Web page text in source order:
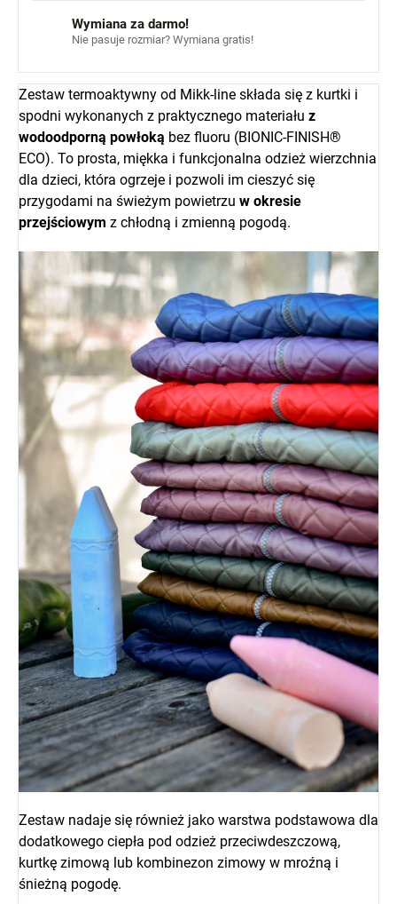
Wymiana za darmo!
Nie pasuje rozmiar? Wymiana gratis!
Zestaw termoaktywny od Mikk-line składa się z kurtki i
spodni wykonanych z praktycznego materiału z
wodoodporną powłoką bez fluoru (BIONIC-FINISH®
ECO). To prosta, miękka i funkcjonalna odzież wierzchnia
dla dzieci, która ogrzeje i pozwoli im cieszyć się
przygodami na świeżym powietrzu w okresie
przejściowym z chłodną i zmienną pogodą.
Zestaw nadaje się również jako warstwa podstawowa dla
dodatkowego ciepła pod odzież przeciwdeszczową,
kurtkę zimową lub kombinezon zimowy w mroźną i
śnieżną pogodę.